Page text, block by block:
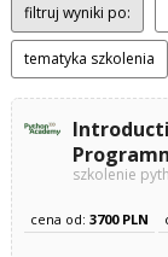
filtruj wyniki po:
tematyka szkolenia
szkolenie
cena od: 3700 PLN